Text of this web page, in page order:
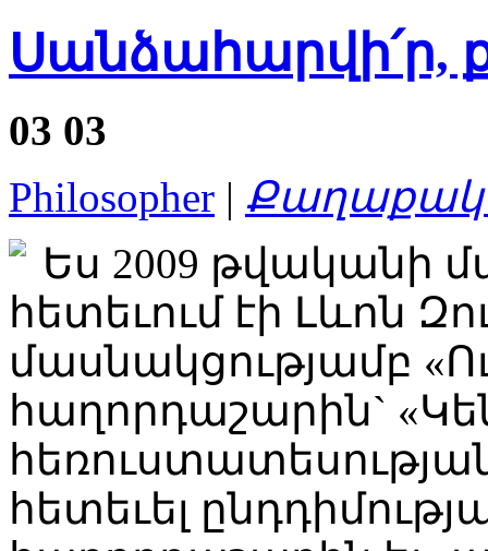
Սանձահարվի՛ր,
03 03
Philosopher |
Ես 2009 թվականի
հետեւում էի Լևոն
մասնակցությամբ
հաղորդաշարին`
հետեւել